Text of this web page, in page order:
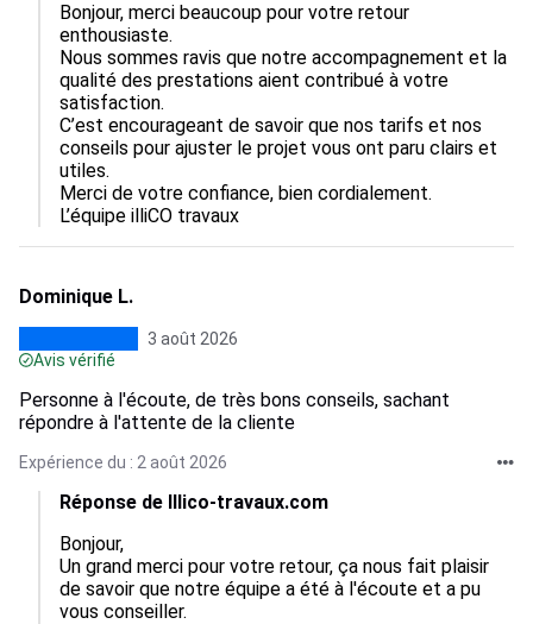
Bonjour, merci beaucoup pour votre retour
enthousiaste.
Nous sommes ravis que notre accompagnement et la
qualité des prestations aient contribué à votre
satisfaction.
C’est encourageant de savoir que nos tarifs et nos
conseils pour ajuster le projet vous ont paru clairs et
utiles.
Merci de votre confiance, bien cordialement.
L’équipe illiCO travaux
Dominique L.
3 août 2026
Avis vérifié
Personne à l'écoute, de très bons conseils, sachant
répondre à l'attente de la cliente
Expérience du : 2 août 2026
Réponse de Illico-travaux.com
Bonjour,
Un grand merci pour votre retour, ça nous fait plaisir
de savoir que notre équipe a été à l'écoute et a pu
vous conseiller.